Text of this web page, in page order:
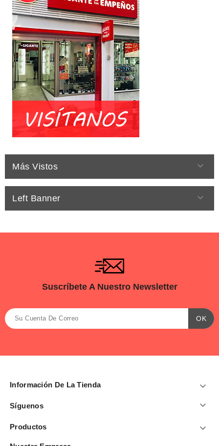
Más Vistos 
Left Banner 
Suscríbete A Nuestro Newsletter
Información De La Tienda 
Síguenos 
Productos 